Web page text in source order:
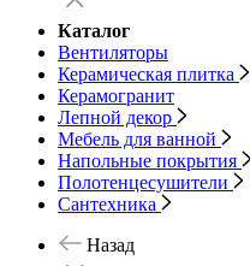
Каталог
Вентиляторы
Керамическая плитка
Керамогранит
Лепной декор
Мебель для ванной
Напольные покрытия
Полотенцесушители
Сантехника
Назад